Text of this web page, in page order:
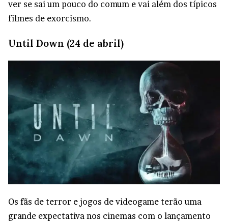
ver se sai um pouco do comum e vai além dos típicos
filmes de exorcismo.
Until Down (24 de abril)
Os fãs de terror e jogos de videogame terão uma
grande expectativa nos cinemas com o lançamento